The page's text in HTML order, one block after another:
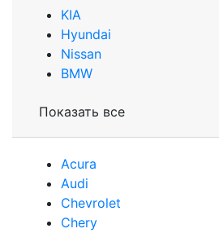
KIA
Hyundai
Nissan
BMW
Показать все
Acura
Audi
Сhevrolet
Chery